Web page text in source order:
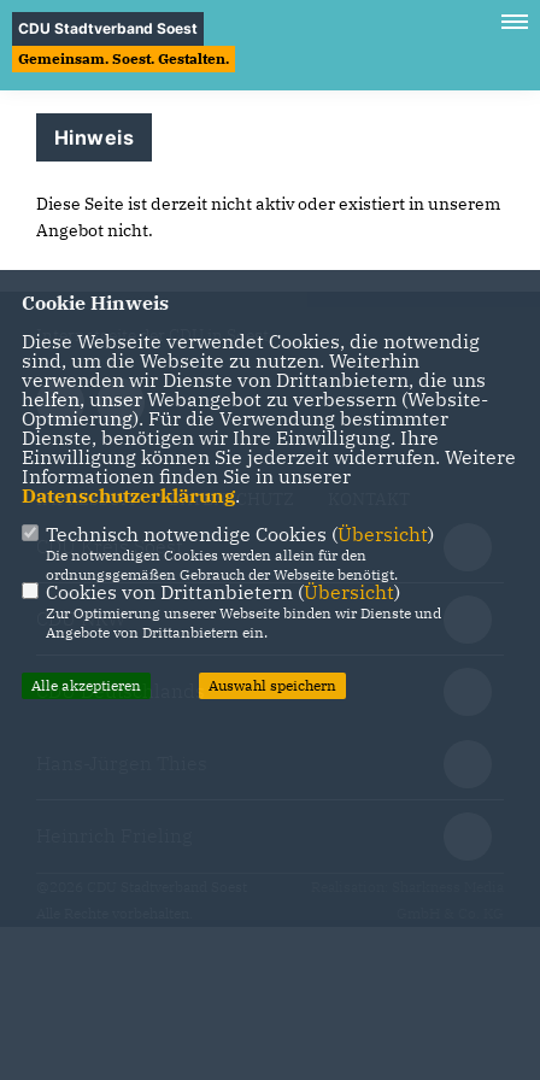
CDU Stadtverband Soest
Gemeinsam. Soest. Gestalten.
Hinweis
Diese Seite ist derzeit nicht aktiv oder existiert in unserem
Angebot nicht.
Internetseite der CDU in Soest
IMPRESSUM DATENSCHUTZ
CDU Kreis Soest
CDU NRW
CDU Deutschlands
Cookie Hinweis
Diese Webseite verwendet Cookies, die notwendig
sind, um die Webseite zu nutzen. Weiterhin
verwenden wir Dienste von Drittanbietern, die uns
helfen, unser Webangebot zu verbessern (Website-
Optmierung). Für die Verwendung bestimmter
Dienste, benötigen wir Ihre Einwilligung. Ihre
Einwilligung können Sie jederzeit widerrufen. Weitere
Informationen finden Sie in unserer
Datenschutzerklärung.
Technisch notwendige Cookies (Übersicht)
Die notwendigen Cookies werden allein für den
ordnungsgemäßen Gebrauch der Webseite benötigt.
Cookies von Drittanbietern (Übersicht)
Zur Optimierung unserer Webseite binden wir Dienste und
Angebote von Drittanbietern ein.
Alle akzeptieren Auswahl speichern